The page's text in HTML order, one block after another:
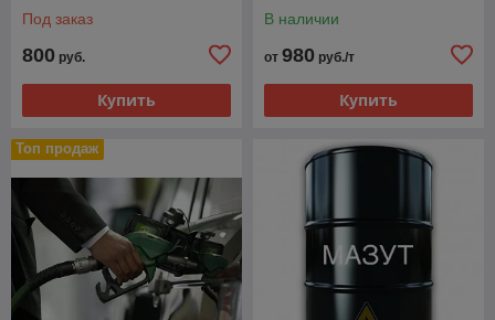
Под заказ
800 руб.
Купить
В наличии
от 980 руб./т
Купить
Топ продаж